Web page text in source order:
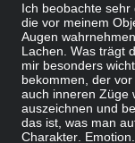
Ich beobachte sehr
die vor meinem
Augen
Lachen. Was trägt
mir besonders
bekommen, der
auch inneren Züge
auszeichnen und
das ist, was man
Charakter.